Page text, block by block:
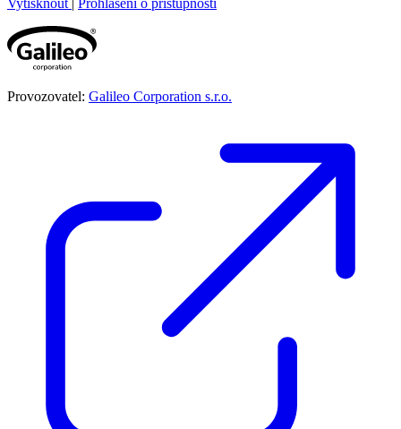
Provozovatel: Galileo Corporation s.r.o.